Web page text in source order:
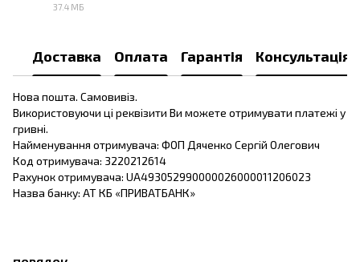
37.4 МБ
Доставка Оплата Гарантія Консультація
Нова пошта. Самовивіз.
Використовуючи ці реквізити Ви можете отримувати платежі у
гривні.
Найменування отримувача: ФОП Дяченко Сергій Олегович
Код отримувача: 3220212614
Рахунок отримувача: UA493052990000026000011206023
Назва банку: АТ КБ «ПРИВАТБАНК»